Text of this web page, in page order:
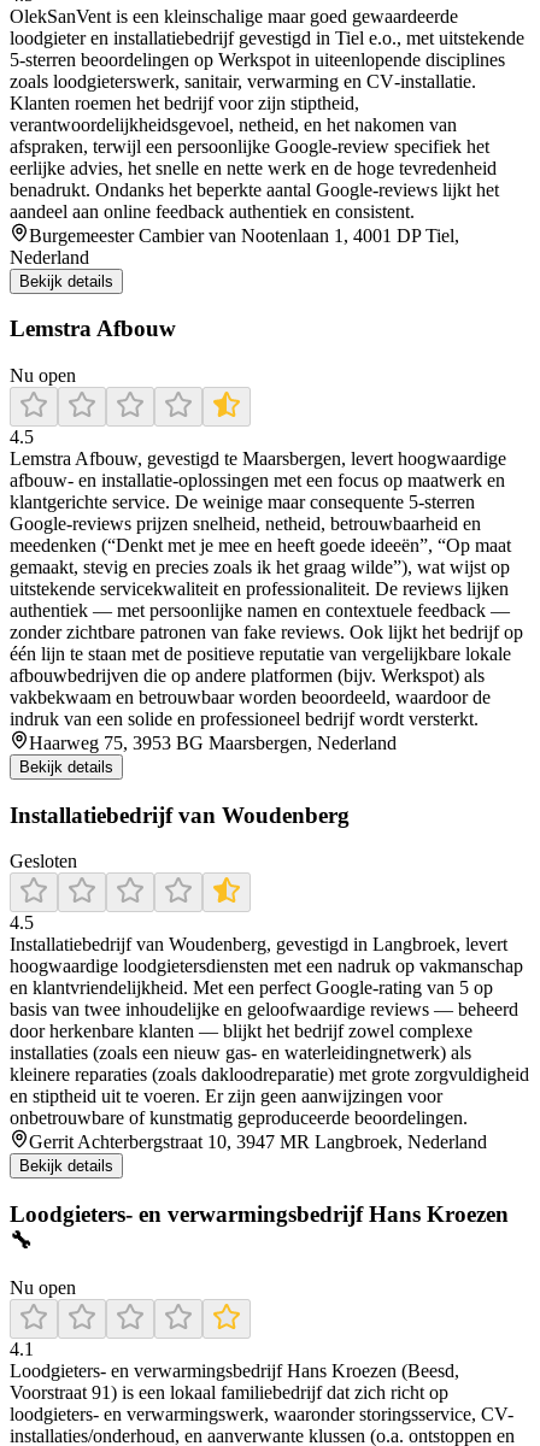
OlekSanVent is een kleinschalige maar goed gewaardeerde
loodgieter en installatiebedrijf gevestigd in Tiel e.o., met uitstekende
5‑sterren beoordelingen op Werkspot in uiteenlopende disciplines
zoals loodgieterswerk, sanitair, verwarming en CV‑installatie.
Klanten roemen het bedrijf voor zijn stiptheid,
verantwoordelijkheidsgevoel, netheid, en het nakomen van
afspraken, terwijl een persoonlijke Google‑review specifiek het
eerlijke advies, het snelle en nette werk en de hoge tevredenheid
benadrukt. Ondanks het beperkte aantal Google‑reviews lijkt het
aandeel aan online feedback authentiek en consistent.
Burgemeester Cambier van Nootenlaan 1, 4001 DP Tiel,
Nederland
Bekijk details
Lemstra Afbouw
Nu open
4.5
Lemstra Afbouw, gevestigd te Maarsbergen, levert hoogwaardige
afbouw- en installatie-oplossingen met een focus op maatwerk en
klantgerichte service. De weinige maar consequente 5‑sterren
Google‑reviews prijzen snelheid, netheid, betrouwbaarheid en
meedenken (“Denkt met je mee en heeft goede ideeën”, “Op maat
gemaakt, stevig en precies zoals ik het graag wilde”), wat wijst op
uitstekende servicekwaliteit en professionaliteit. De reviews lijken
authentiek — met persoonlijke namen en contextuele feedback —
zonder zichtbare patronen van fake reviews. Ook lijkt het bedrijf op
één lijn te staan met de positieve reputatie van vergelijkbare lokale
afbouwbedrijven die op andere platformen (bijv. Werkspot) als
vakbekwaam en betrouwbaar worden beoordeeld, waardoor de
indruk van een solide en professioneel bedrijf wordt versterkt.
Haarweg 75, 3953 BG Maarsbergen, Nederland
Bekijk details
Installatiebedrijf van Woudenberg
Gesloten
4.5
Installatiebedrijf van Woudenberg, gevestigd in Langbroek, levert
hoogwaardige loodgietersdiensten met een nadruk op vakmanschap
en klantvriendelijkheid. Met een perfect Google-rating van 5 op
basis van twee inhoudelijke en geloofwaardige reviews — beheerd
door herkenbare klanten — blijkt het bedrijf zowel complexe
installaties (zoals een nieuw gas- en waterleidingnetwerk) als
kleinere reparaties (zoals dakloodreparatie) met grote zorgvuldigheid
en stiptheid uit te voeren. Er zijn geen aanwijzingen voor
onbetrouwbare of kunstmatig geproduceerde beoordelingen.
Gerrit Achterbergstraat 10, 3947 MR Langbroek, Nederland
Bekijk details
Loodgieters- en verwarmingsbedrijf Hans Kroezen
🔧
Nu open
4.1
Loodgieters- en verwarmingsbedrijf Hans Kroezen (Beesd,
Voorstraat 91) is een lokaal familiebedrijf dat zich richt op
loodgieters- en verwarmingswerk, waaronder storingsservice, CV-
installaties/onderhoud, en aanverwante klussen (o.a. ontstoppen en